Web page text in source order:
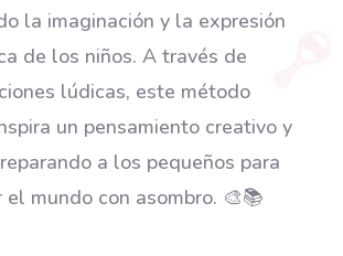
la imaginación y la expresión
de los niños. A través de
lúdicas, este método
un pensamiento creativo y
a los pequeños para
el mundo con asombro. 🎨📚